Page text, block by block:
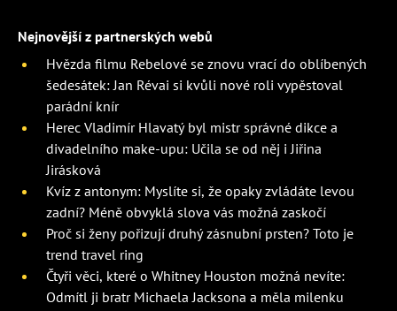
Nejnovější z partnerských webů
Hvězda filmu Rebelové se znovu vrací do oblíbených
šedesátek: Jan Révai si kvůli nové roli vypěstoval
parádní knír
Herec Vladimír Hlavatý byl mistr správné dikce a
divadelního make-upu: Učila se od něj i Jiřina
Jirásková
Kvíz z antonym: Myslíte si, že opaky zvládáte levou
zadní? Méně obvyklá slova vás možná zaskočí
Proč si ženy pořizují druhý zásnubní prsten? Toto je
trend travel ring
Čtyři věci, které o Whitney Houston možná nevíte:
Odmítl ji bratr Michaela Jacksona a měla milenku